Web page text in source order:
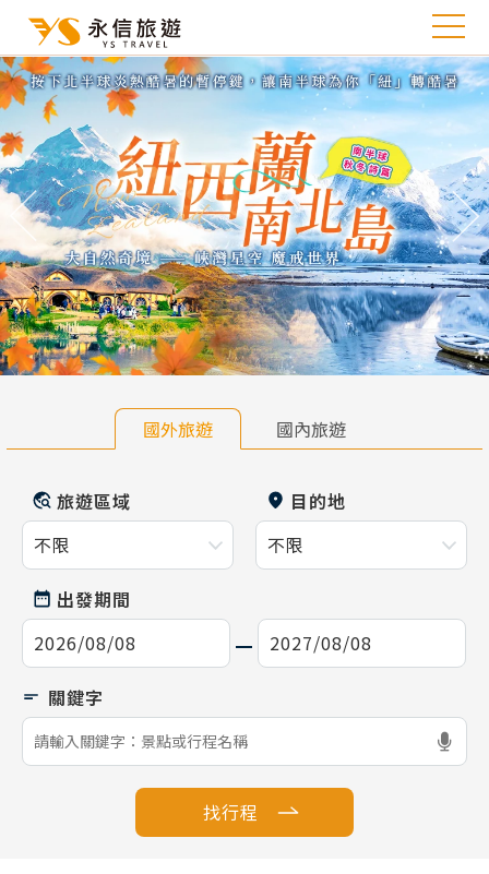
往前 往
國外旅遊 國內旅遊
旅遊區域 目的地
出發期間
找行程